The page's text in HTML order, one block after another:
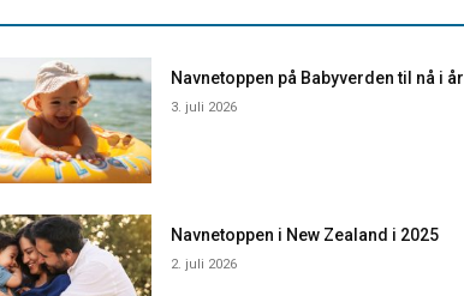
Navnetoppen på Babyverden til nå i år
3. juli 2026
Navnetoppen i New Zealand i 2025
2. juli 2026